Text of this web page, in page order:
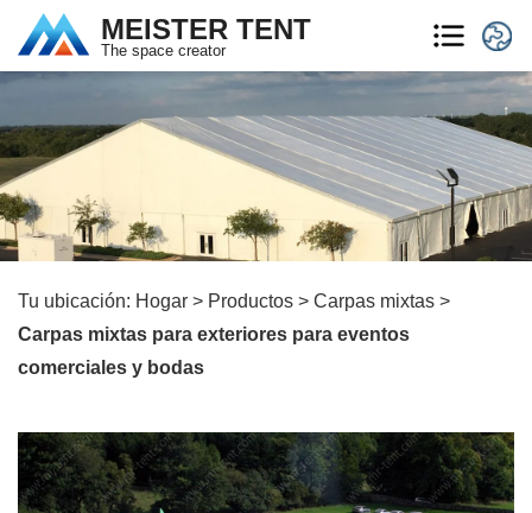
MEISTER TENT
The space creator
Tu ubicación: Hogar > Productos > Carpas mixtas >
Carpas mixtas para exteriores para eventos
comerciales y bodas